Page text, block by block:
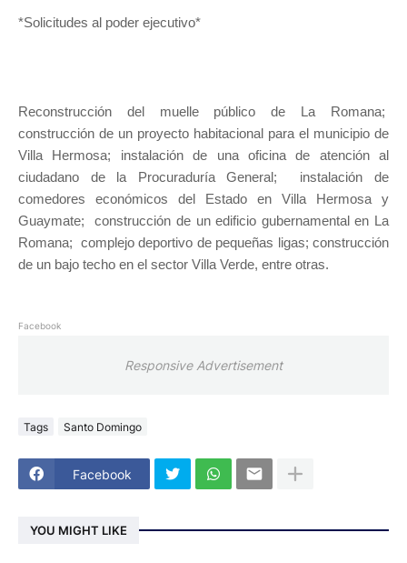
*Solicitudes al poder ejecutivo*
Reconstrucción del muelle público de La Romana;
construcción de un proyecto habitacional para el municipio de
Villa Hermosa; instalación de una oficina de atención al
ciudadano de la Procuraduría General; instalación de
comedores económicos del Estado en Villa Hermosa y
Guaymate; construcción de un edificio gubernamental en La
Romana; complejo deportivo de pequeñas ligas; construcción
de un bajo techo en el sector Villa Verde, entre otras.
Facebook
Responsive Advertisement
Tags Santo Domingo
Facebook
YOU MIGHT LIKE